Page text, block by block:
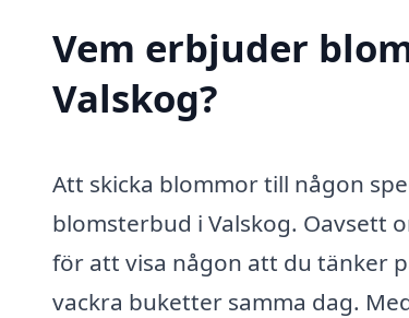
Vem erbjuder
Valskog?
Att skicka blommor till någon
blomsterbud i Valskog. Oavsett
för att visa någon att du tänker
vackra buketter samma dag.